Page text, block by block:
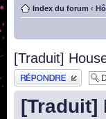
Index du forum ‹
[Traduit]
Publier une réponse
[Traduit]